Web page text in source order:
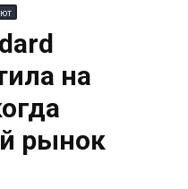
на
рынок